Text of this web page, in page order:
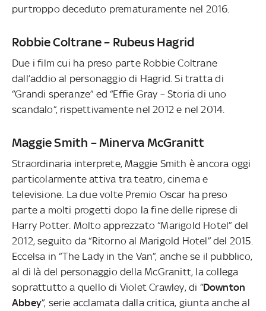
purtroppo deceduto prematuramente nel 2016.
Robbie Coltrane – Rubeus Hagrid
Due i film cui ha preso parte Robbie Coltrane
dall’addio al personaggio di Hagrid. Si tratta di
“Grandi speranze” ed “Effie Gray – Storia di uno
scandalo”, rispettivamente nel 2012 e nel 2014.
Maggie Smith – Minerva McGranitt
Straordinaria interprete, Maggie Smith è ancora oggi
particolarmente attiva tra teatro, cinema e
televisione. La due volte Premio Oscar ha preso
parte a molti progetti dopo la fine delle riprese di
Harry Potter. Molto apprezzato “Marigold Hotel” del
2012, seguito da “Ritorno al Marigold Hotel” del 2015.
Eccelsa in “The Lady in the Van”, anche se il pubblico,
al di là del personaggio della McGranitt, la collega
soprattutto a quello di Violet Crawley, di “Downton
Abbey”, serie acclamata dalla critica, giunta anche al